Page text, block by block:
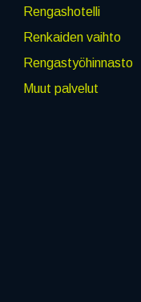
Rengashotelli
Renkaiden vaihto
Rengastyöhinnasto
Muut palvelut